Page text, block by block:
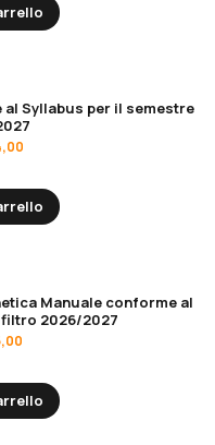
Syllabus per il semestre
Manuale conforme al
2026/2027